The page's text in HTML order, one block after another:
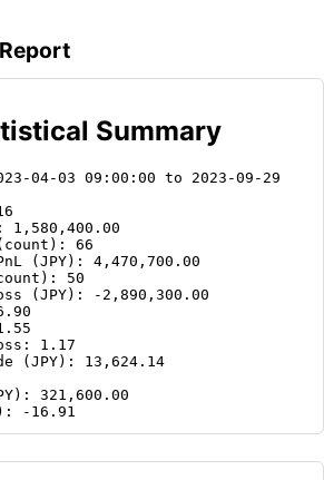
Summary
04-03 09:00:00 to 2023-09-29
1,580,400.00
66
(JPY): 4,470,700.00
50
(JPY): -2,890,300.00
1.17
(JPY): 13,624.14
321,600.00
-16.91